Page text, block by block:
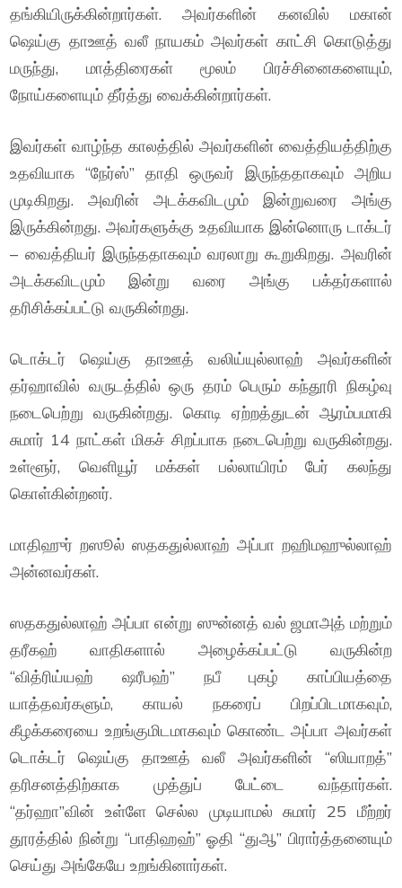
தங்கியிருக்கின்றார்கள். அவர்களின் கனவில் மகான்
ஷெய்கு தாஊத் வலீ நாயகம் அவர்கள் காட்சி கொடுத்து
மருந்து, மாத்திரைகள் மூலம் பிரச்சினைகளையும்,
நோய்களையும் தீர்த்து வைக்கின்றார்கள்.
இவர்கள் வாழ்ந்த காலத்தில் அவர்களின் வைத்தியத்திற்கு
உதவியாக “நேர்ஸ்” தாதி ஒருவர் இருந்ததாகவும் அறிய
முடிகிறது. அவரின் அடக்கவிடமும் இன்றுவரை அங்கு
இருக்கின்றது. அவர்களுக்கு உதவியாக இன்னொரு டாக்டர்
– வைத்தியர் இருந்ததாகவும் வரலாறு கூறுகிறது. அவரின்
அடக்கவிடமும் இன்று வரை அங்கு பக்தர்களால்
தரிசிக்கப்பட்டு வருகின்றது.
டொக்டர் ஷெய்கு தாஊத் வலிய்யுல்லாஹ் அவர்களின்
தர்ஹாவில் வருடத்தில் ஒரு தரம் பெரும் கந்தூரி நிகழ்வு
நடைபெற்று வருகின்றது. கொடி ஏற்றத்துடன் ஆரம்பமாகி
சுமார் 14 நாட்கள் மிகச் சிறப்பாக நடைபெற்று வருகின்றது.
உள்ளூர், வெளியூர் மக்கள் பல்லாயிரம் பேர் கலந்து
கொள்கின்றனர்.
மாதிஹுர் றஸூல் ஸதகதுல்லாஹ் அப்பா றஹிமஹுல்லாஹ்
அன்னவர்கள்.
ஸதகதுல்லாஹ் அப்பா என்று ஸுன்னத் வல் ஜமாஅத் மற்றும்
தரீகஹ் வாதிகளால் அழைக்கப்பட்டு வருகின்ற
“வித்ரிய்யஹ் ஷரீபஹ்” நபீ புகழ் காப்பியத்தை
யாத்தவர்களும், காயல் நகரைப் பிறப்பிடமாகவும்,
கீழக்கரையை உறங்குமிடமாகவும் கொண்ட அப்பா அவர்கள்
டொக்டர் ஷெய்கு தாஊத் வலீ அவர்களின் “ஸியாறத்”
தரிசனத்திற்காக முத்துப் பேட்டை வந்தார்கள்.
“தர்ஹா”வின் உள்ளே செல்ல முடியாமல் சுமார் 25 மீற்றர்
தூரத்தில் நின்று “பாதிஹஹ்” ஓதி “துஆ” பிரார்த்தனையும்
செய்து அங்கேயே உறங்கினார்கள்.